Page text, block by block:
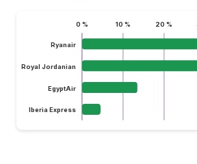
0 % 10 % 20 %
Ryanair
Royal Jordanian
EgyptAir
Iberia Express